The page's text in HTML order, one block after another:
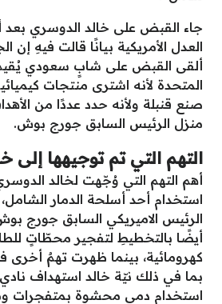
جاء القبض على خالد الدوسري بعد
العدل الأمريكية بيانًا قالت فيهِ إن
ألقى القبض على شابٍ سعودي يُقيم
المتحدة لأنه اشترى منتجات
صنع قنبلة ولأنه حدد عددًا من
منزل الرئيس السابق جورج بوش.
التهم التي تم توجيهها إلى
أهم التهم التي وُجّهت لخالد
استخدام أحد أسلحة الدمار
الرئيس الاميريكي السابق جورج
أيضًا بالتخطيطِ لتفجير محطّاتٍ
كهرومائية، بينما ظهرت تهمٌ أخرى
بما في ذلك نيّة خالد استهداف
استخدام دمى محشوة بمتفجرات